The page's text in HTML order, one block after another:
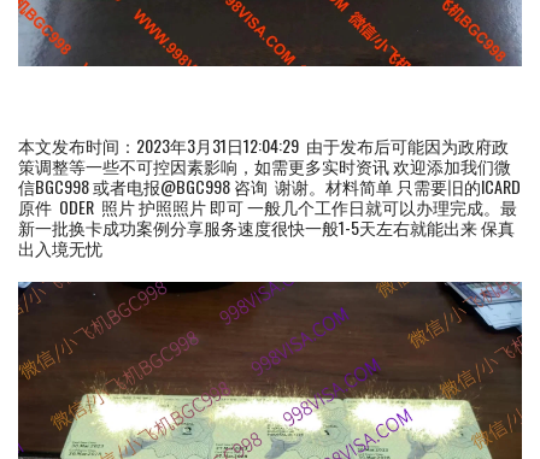
本文发布时间：2023年3月31日12:04:29 由于发布后可能因为政府政
策调整等一些不可控因素影响，如需更多实时资讯 欢迎添加我们微
信BGC998 或者电报@BGC998 咨询 谢谢。材料简单 只需要旧的ICARD
原件 ODER 照片 护照照片 即可 一般几个工作日就可以办理完成。最
新一批换卡成功案例分享服务速度很快一般1-5天左右就能出来 保真
出入境无忧